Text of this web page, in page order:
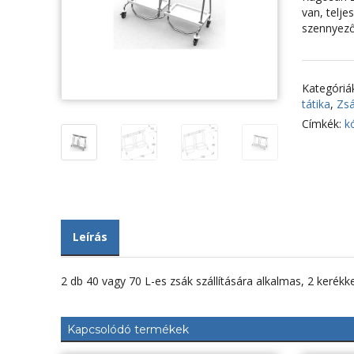
van,
tátika,
Címkék:
Leírás
2 db 40 vagy 70 L-es zsák szállítására alkalmas, 2
Kapcsolódó termékek